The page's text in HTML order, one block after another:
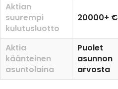
Aktian
suurempi
kulutusluotto
20000+ €
Aktia
käänteinen
asuntolaina
Puolet
asunnon
arvosta